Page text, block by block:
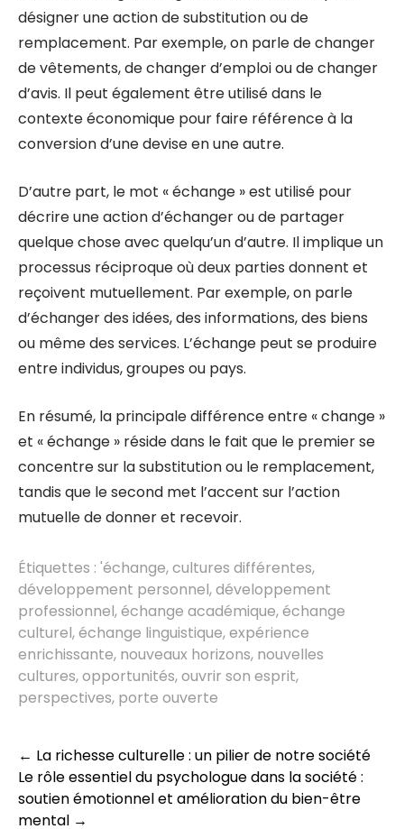
désigner une action de substitution ou de
remplacement. Par exemple, on parle de changer
de vêtements, de changer d’emploi ou de changer
d’avis. Il peut également être utilisé dans le
contexte économique pour faire référence à la
conversion d’une devise en une autre.
D’autre part, le mot « échange » est utilisé pour
décrire une action d’échanger ou de partager
quelque chose avec quelqu’un d’autre. Il implique un
processus réciproque où deux parties donnent et
reçoivent mutuellement. Par exemple, on parle
d’échanger des idées, des informations, des biens
ou même des services. L’échange peut se produire
entre individus, groupes ou pays.
En résumé, la principale différence entre « change »
et « échange » réside dans le fait que le premier se
concentre sur la substitution ou le remplacement,
tandis que le second met l’accent sur l’action
mutuelle de donner et recevoir.
Étiquettes : 'échange,cultures différentes,
développement personnel,développement
professionnel,échange académique,échange
culturel,échange linguistique,expérience
enrichissante, nouveaux horizons, nouvelles
cultures,opportunités,ouvrir son esprit,
perspectives, porte ouverte
Post
navigation
← La richesse culturelle : un pilier de notre société
Le rôle essentiel du psychologue dans la société :
soutien émotionnel et amélioration du bien-être
mental →